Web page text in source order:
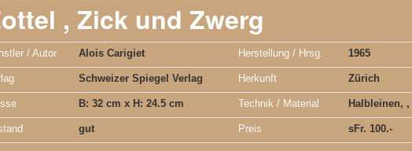
, Zick und Zwerg
/ Autor Alois Carigiet Herstellung / Hrsg. 1965
Schweizer Spiegel Verlag Herkunft Zürich
B: 32 cm x H: 24.5 cm Technik / Material Halbleinen,
gut Preis sFr. 100.-